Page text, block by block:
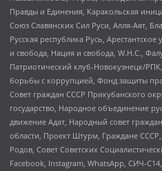
Правды и Единения, Каракольская
Союз Славянских Сил Руси, Алля-Аят,
Русская республика Русь,
и свобода, Нация и свобода, W.H.С.,
Патриотический клуб-Новокузнецк/
борьбы с коррупцией, Фонд защиты
Совет граждан СССР Прикубанского
государство, Народное объединение
движение Адат, Народный совет
области, Проект Штурм, Граждане
Родов, Совет Советских
Facebook, Instagram, WhatsApp, СИЧ-